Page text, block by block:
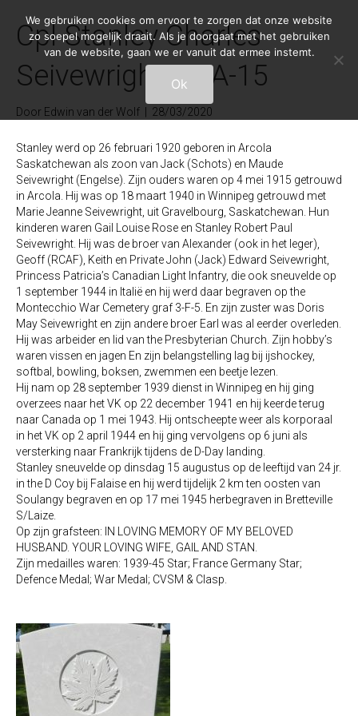
Cpl Stanley Charles
Seivewright 20-A-15
Door Edwin van der Wolf 28/03/2020
Stanley werd op 26 februari 1920 geboren in Arcola
Saskatchewan als zoon van Jack (Schots) en Maude
Seivewright (Engelse). Zijn ouders waren op 4 mei 1915 getrouwd
in Arcola. Hij was op 18 maart 1940 in Winnipeg getrouwd met
Marie Jeanne Seivewright, uit Gravelbourg, Saskatchewan. Hun
kinderen waren Gail Louise Rose en Stanley Robert Paul
Seivewright. Hij was de broer van Alexander (ook in het leger),
Geoff (RCAF), Keith en Private John (Jack) Edward Seivewright,
Princess Patricia’s Canadian Light Infantry, die ook sneuvelde op
1 september 1944 in Italië en hij werd daar begraven op the
Montecchio War Cemetery graf 3-F-5. En zijn zuster was Doris
May Seivewright en zijn andere broer Earl was al eerder overleden.
Hij was arbeider en lid van the Presbyterian Church. Zijn hobby’s
waren vissen en jagen En zijn belangstelling lag bij ijshockey,
softbal, bowling, boksen, zwemmen een beetje lezen.
Hij nam op 28 september 1939 dienst in Winnipeg en hij ging
overzees naar het VK op 22 december 1941 en hij keerde terug
naar Canada op 1 mei 1943. Hij ontscheepte weer als korporaal
in het VK op 2 april 1944 en hij ging vervolgens op 6 juni als
versterking naar Frankrijk tijdens de D-Day landing.
Stanley sneuvelde op dinsdag 15 augustus op de leeftijd van 24 jr.
in the D Coy bij Falaise en hij werd tijdelijk 2 km ten oosten van
Soulangy begraven en op 17 mei 1945 herbegraven in Bretteville
S/Laize.
Op zijn grafsteen: IN LOVING MEMORY OF MY BELOVED
HUSBAND. YOUR LOVING WIFE, GAIL AND STAN.
Zijn medailles waren: 1939-45 Star; France Germany Star;
Defence Medal; War Medal; CVSM & Clasp.
We gebruiken cookies om ervoor te zorgen dat onze website
zo soepel mogelijk draait. Als je doorgaat met het gebruiken
van de website, gaan we er vanuit dat ermee instemt.
Ok